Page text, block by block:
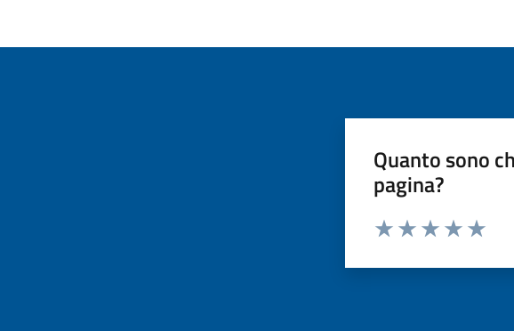
Quanto sono
pagina?
Valuta da 1 a 5 stelle la